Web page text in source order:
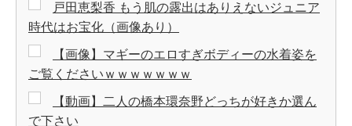
戸田恵梨香 もう肌の露出はありえないジュニア
時代はお宝化（画像あり）
【画像】マギーのエロすぎボディーの水着姿を
ご覧くださいｗｗｗｗｗｗｗ
【動画】二人の橋本環奈野どっちが好きか選ん
で下さい